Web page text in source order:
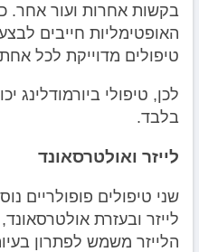
בקשות אחרות ועור אחר.
האופטימליות חייבים
טיפולים מדוייקת לכל
לכן, טיפולי ביורמודלינג
בלבד.
לייזר ואולטרסאונד
שני טיפולים פופולריים
לייזר ובעזרת
הלייזר משמש לפתרון